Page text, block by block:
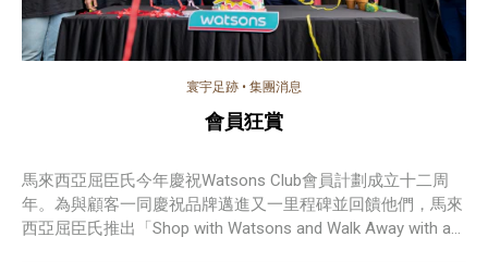
寰宇足跡 • 集團消息
會員狂賞
馬來西亞屈臣氏今年慶祝Watsons Club會員計劃成立十二周
年。為與顧客一同慶祝品牌邁進又一里程碑並回饋他們，馬來
西亞屈臣氏推出「Shop with Watsons and Walk Away with a